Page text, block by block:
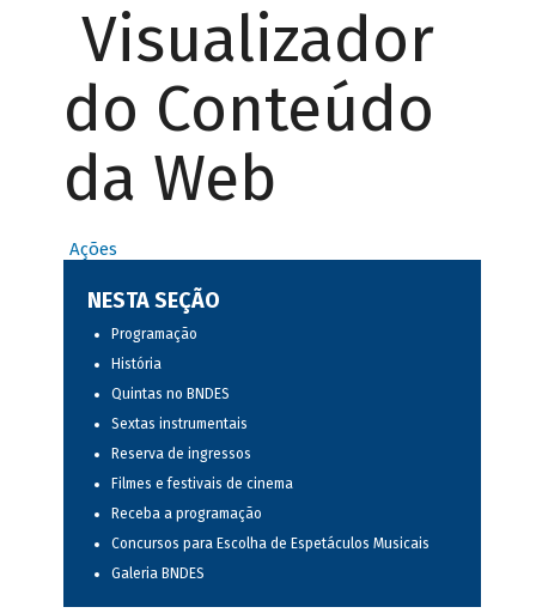
Visualizador
do Conteúdo
da Web
Ações
NESTA SEÇÃO
Programação
História
Quintas no BNDES
Sextas instrumentais
Reserva de ingressos
Filmes e festivais de cinema
Receba a programação
Concursos para Escolha de Espetáculos Musicais
Galeria BNDES